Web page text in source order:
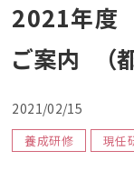
2021年度
ご案内 （
2021/02/15
養成研修 現任